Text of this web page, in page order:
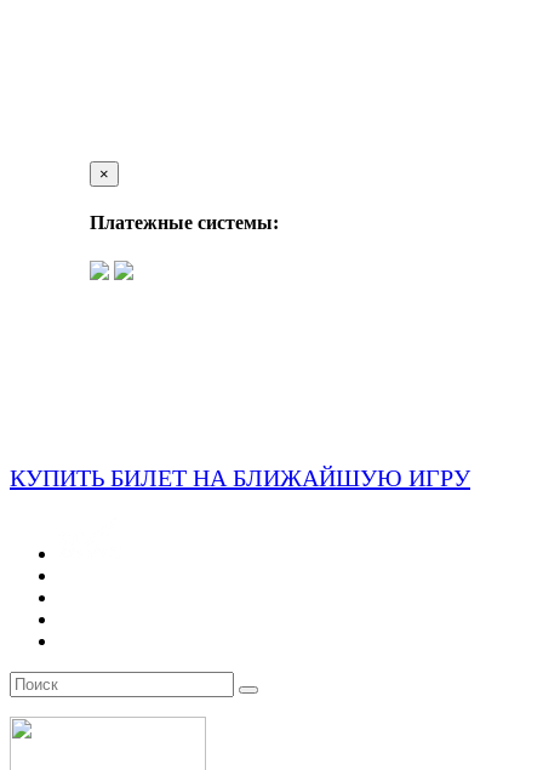
×
Платежные системы:
КУПИТЬ БИЛЕТ НА БЛИЖАЙШУЮ ИГРУ